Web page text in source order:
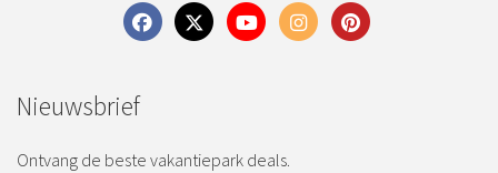
Nieuwsbrief
Ontvang de beste vakantiepark deals.